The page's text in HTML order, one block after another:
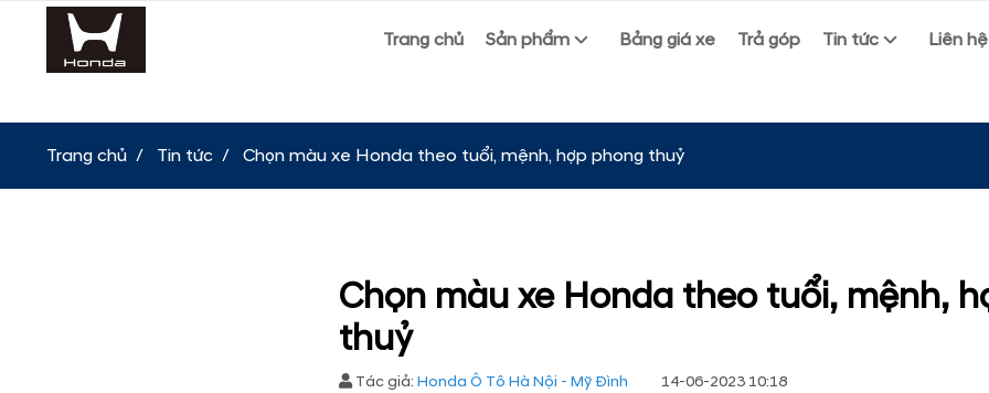
Trang chủ Sản phẩm Bảng giá xe Trả góp Tin tức Liên hệ
Trang chủ Tin tức Chọn màu xe Honda theo tuổi, mệnh, hợp phong thuỷ
Chọn màu xe Honda theo tuổi, mệnh,
thuỷ
Tác giả: Honda Ô Tô Hà Nội - Mỹ Đình 14-06-2023 10:18